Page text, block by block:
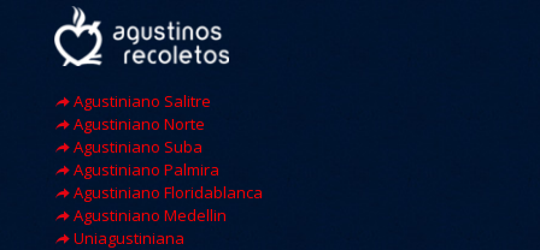
Agustiniano Salitre
Agustiniano Norte
Agustiniano Suba
Agustiniano Palmira
Agustiniano Floridablanca
Agustiniano Medellin
Uniagustiniana